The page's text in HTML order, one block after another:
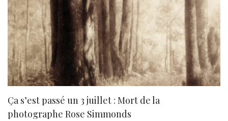
Ça s’est passé un 3 juillet : Mort de la
photographe Rose Simmonds